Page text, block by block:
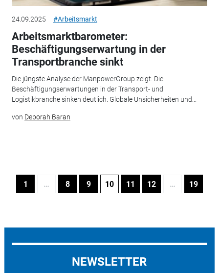
24.09.2025 #Arbeitsmarkt
Arbeitsmarktbarometer:
Beschäftigungserwartung in der
Transportbranche sinkt
Die jüngste Analyse der ManpowerGroup zeigt: Die
Beschäftigungserwartungen in der Transport- und
Logistikbranche sinken deutlich. Globale Unsicherheiten und...
von Deborah Baran
1 … 8 9 10 11 12 … 19
NEWSLETTER